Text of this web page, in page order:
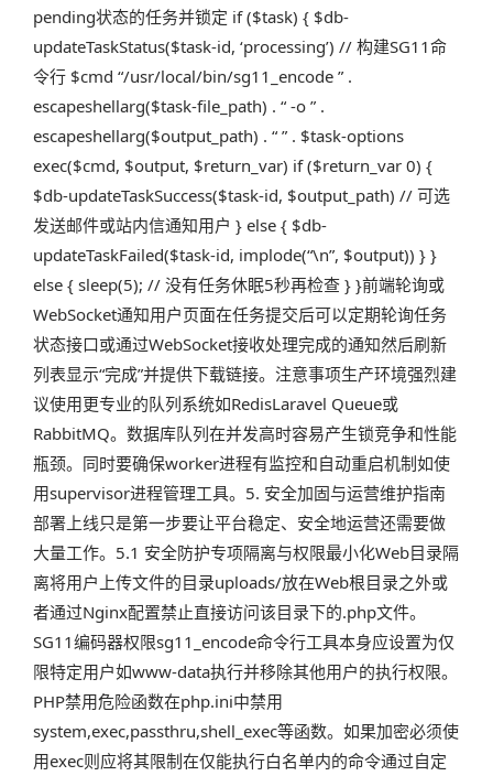
pending状态的任务并锁定 if ($task) { $db-
updateTaskStatus($task-id, ‘processing’) // 构建SG11命
令行 $cmd “/usr/local/bin/sg11_encode ” .
escapeshellarg($task-file_path) . “ -o ” .
escapeshellarg($output_path) . “ ” . $task-options
exec($cmd, $output, $return_var) if ($return_var 0) {
$db-updateTaskSuccess($task-id, $output_path) // 可选
发送邮件或站内信通知用户 } else { $db-
updateTaskFailed($task-id, implode(“\n”, $output)) } }
else { sleep(5); // 没有任务休眠5秒再检查 } }前端轮询或
WebSocket通知用户页面在任务提交后可以定期轮询任务
状态接口或通过WebSocket接收处理完成的通知然后刷新
列表显示“完成”并提供下载链接。注意事项生产环境强烈建
议使用更专业的队列系统如RedisLaravel Queue或
RabbitMQ。数据库队列在并发高时容易产生锁竞争和性能
瓶颈。同时要确保worker进程有监控和自动重启机制如使
用supervisor进程管理工具。5. 安全加固与运营维护指南
部署上线只是第一步要让平台稳定、安全地运营还需要做
大量工作。5.1 安全防护专项隔离与权限最小化Web目录隔
离将用户上传文件的目录uploads/放在Web根目录之外或
者通过Nginx配置禁止直接访问该目录下的.php文件。
SG11编码器权限sg11_encode命令行工具本身应设置为仅
限特定用户如www-data执行并移除其他用户的执行权限。
PHP禁用危险函数在php.ini中禁用
system,exec,passthru,shell_exec等函数。如果加密必须使
用exec则应将其限制在仅能执行白名单内的命令通过自定